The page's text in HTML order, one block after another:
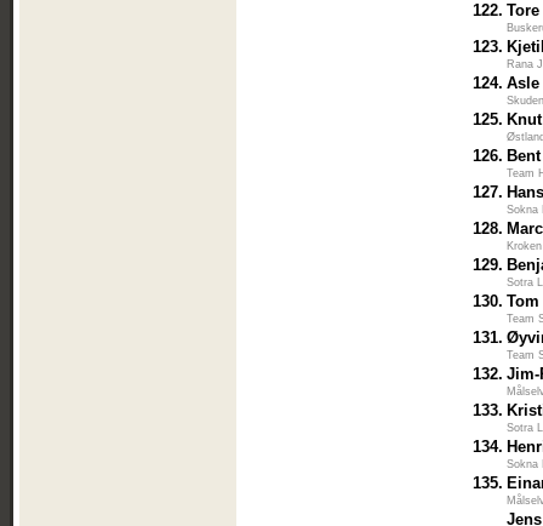
122.
123.
Rana
124.
125.
126.
Team
127.
Sokna
128.
129.
Sotra
130.
Team
131.
Team
132. Jim-
133.
Sotra
134.
Sokna
135.